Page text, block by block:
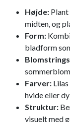
Højde:
midten, og
Form:
bladform
Farver:
hvide eller
Struktur:
visuelt med